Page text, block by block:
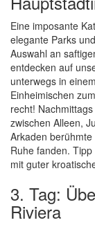
Eine imposante
elegante Parks
Auswahl an
entdecken auf
unterwegs in
Einheimischen
recht!
zwischen Alleen,
Arkaden
Ruhe fanden.
mit guter
3. Tag:
Riviera